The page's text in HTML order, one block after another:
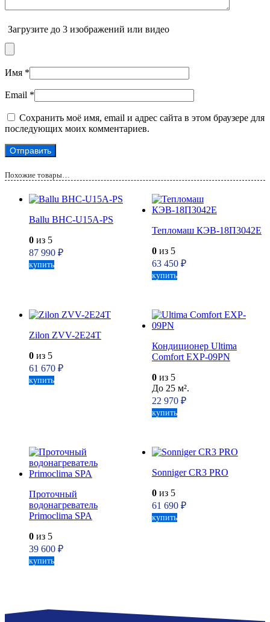
Загрузите до 3 изображений или видео
Имя *
Email *
Сохранить моё имя, email и адрес сайта в этом браузере для
последующих моих комментариев.
Похожие товары…
Ballu BHC-U15A-PS
0 из 5
87 990 ₽
купить
Тепломаш КЭВ-18П3042Е
0из 5
63 450 ₽
купить
Zilon ZVV-2E24T
0 из 5
61 670 ₽
купить
Кондиционер Ultima
Comfort EXP-09PN
0из 5
До 25 м².
22 970 ₽
купить
Проточный
водонагреватель
Primoclima SPA
0 из 5
39 600 ₽
купить
Sonniger CR3 PRO
0из 5
61 690 ₽
купить